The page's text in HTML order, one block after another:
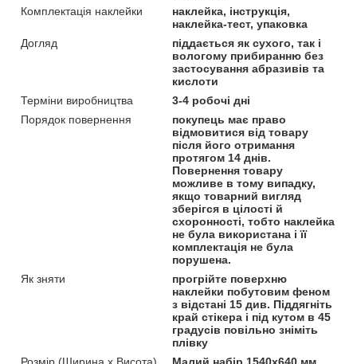
Комплектація наклейки
наклейка, інструкція,
наклейка-тест, упаковка
Догляд
піддається як сухого, так і
вологому прибиранню без
застосування абразивів та
кислоти
Терміни виробництва
3-4 робочі дні
Порядок повернення
покупець має право
відмовитися від товару
після його отримання
протягом 14 днів.
Повернення товару
можливе в тому випадку,
якщо товарний вигляд
зберігся в цілості й
схоронності, тобто наклейка
не була використана і її
комплектація не була
порушена.
Як зняти
прогрійте поверхню
наклейки побутовим феном
з відстані 15 див. Піддягніть
край стікера і під кутом в 45
градусів повільно зніміть
плівку